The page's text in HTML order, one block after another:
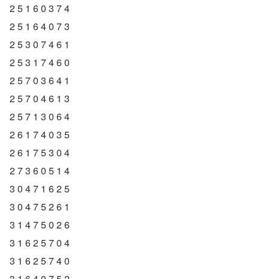
2 5 1 6 0 3 7 4
2 5 1 6 4 0 7 3
2 5 3 0 7 4 6 1
2 5 3 1 7 4 6 0
2 5 7 0 3 6 4 1
2 5 7 0 4 6 1 3
2 5 7 1 3 0 6 4
2 6 1 7 4 0 3 5
2 6 1 7 5 3 0 4
2 7 3 6 0 5 1 4
3 0 4 7 1 6 2 5
3 0 4 7 5 2 6 1
3 1 4 7 5 0 2 6
3 1 6 2 5 7 0 4
3 1 6 2 5 7 4 0